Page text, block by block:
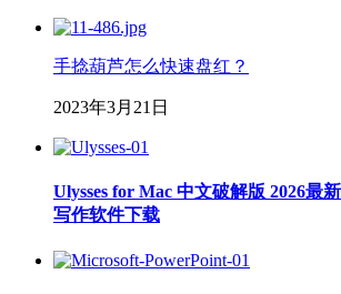
手捻葫芦怎么快速盘红？
2023年3月21日
Ulysses for Mac 中文破解版 2026最
写作软件下载